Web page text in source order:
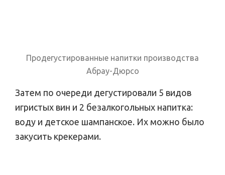
Продегустированные напитки производства
Абрау-Дюрсо
Затем по очереди дегустировали 5 видов
игристых вин и 2 безалкогольных напитка:
воду и детское шампанское. Их можно было
закусить крекерами.